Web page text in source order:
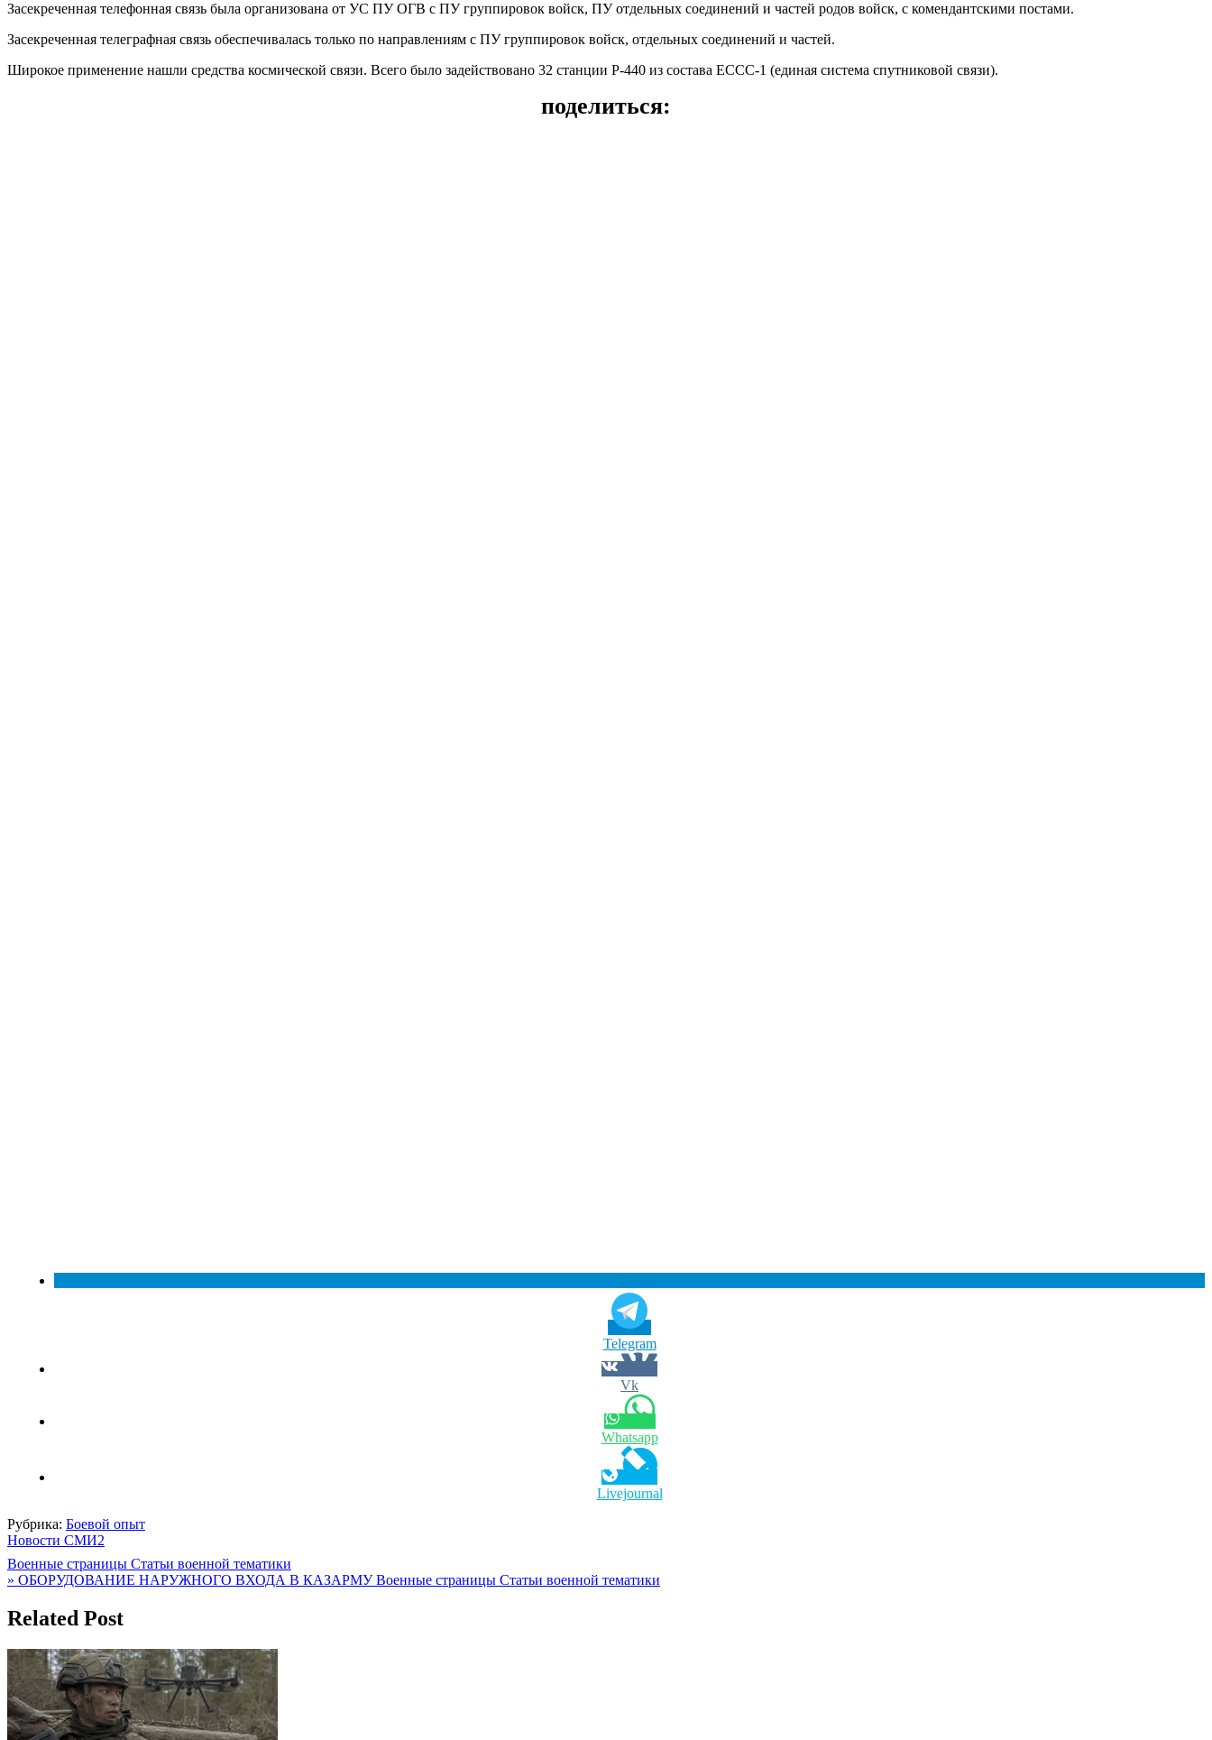
Засекреченная телефонная связь была организована от УС ПУ ОГВ с ПУ группировок войск, ПУ отдельных соединений и частей родов войск, с комендантскими постами.
Засекреченная телеграфная связь обеспечивалась только по направлениям с ПУ группировок войск, отдельных соединений и частей.
Широкое применение нашли средства космической связи. Всего было задействовано 32 станции Р-440 из состава ЕССС-1 (единая система спутниковой связи).
поделиться:
Telegram
Vk
Whatsapp
Livejournal
Рубрика: Боевой опыт
Новости СМИ2
Навигация
по
записям
Военные страницы Статьи военной тематики
» ОБОРУДОВАНИЕ НАРУЖНОГО ВХОДА В КАЗАРМУ Военные страницы Статьи военной тематики
Related Post